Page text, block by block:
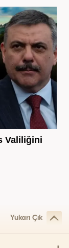
Valiliğini
Yukarı Çık